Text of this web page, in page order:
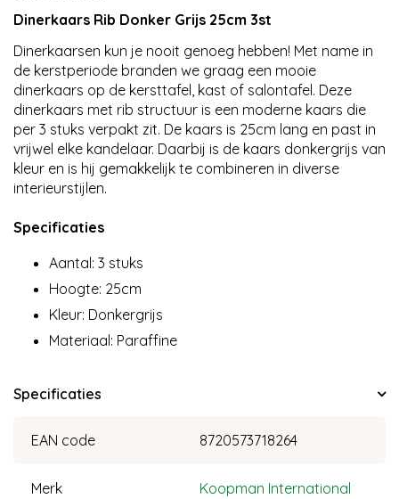
Dinerkaars Rib Donker Grijs 25cm 3st
Dinerkaarsen kun je nooit genoeg hebben! Met name in
de kerstperiode branden we graag een mooie
dinerkaars op de kersttafel, kast of salontafel. Deze
dinerkaars met rib structuur is een moderne kaars die
per 3 stuks verpakt zit. De kaars is 25cm lang en past in
vrijwel elke kandelaar. Daarbij is de kaars donkergrijs van
kleur en is hij gemakkelijk te combineren in diverse
interieurstijlen.
Specificaties
Aantal: 3 stuks
Hoogte: 25cm
Kleur: Donkergrijs
Materiaal: Paraffine
Specificaties
EAN code 8720573718264
Merk Koopman International